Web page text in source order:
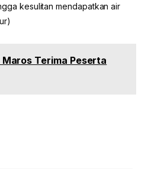
kesulitan mendapatkan air
Terima Peserta